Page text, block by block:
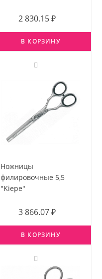
2 830.15 ₽
В КОРЗИНУ
Ножницы
филировочные 5,5
"Kiepe"
3 866.07 ₽
В КОРЗИНУ